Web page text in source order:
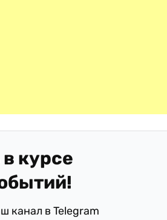
курсе
канал в Telegram